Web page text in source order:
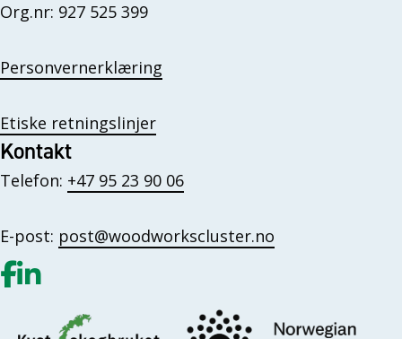
Org.nr: 927 525 399
Personvernerklæring
Etiske retningslinjer
Kontakt
Telefon: +47 95 23 90 06
E-post: post@woodworkscluster.no
Gå til vår Facebook
Gå til vår LinkedIn